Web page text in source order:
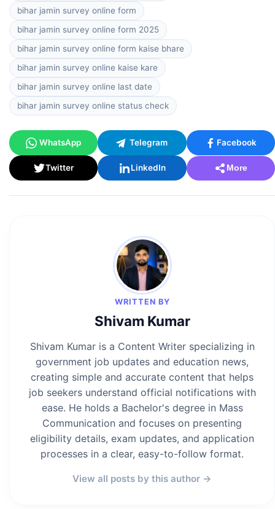
bihar jamin survey online form
bihar jamin survey online form 2025
bihar jamin survey online form kaise bhare
bihar jamin survey online kaise kare
bihar jamin survey online last date
bihar jamin survey online status check
WhatsApp Telegram Facebook
Twitter LinkedIn More
WRITTEN BY
Shivam Kumar
Shivam Kumar is a Content Writer specializing in
government job updates and education news,
creating simple and accurate content that helps
job seekers understand official notifications with
ease. He holds a Bachelor's degree in Mass
Communication and focuses on presenting
eligibility details, exam updates, and application
processes in a clear, easy-to-follow format.
View all posts by this author →